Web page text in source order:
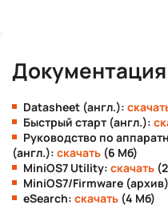
Datasheet (англ.):
Быстрый старт (англ.):
Руководство по
(англ.): скачать (6 Мб)
MiniOS7 Utility: скачать
MiniOS7/Firmware
eSearch: скачать (4 Мб)